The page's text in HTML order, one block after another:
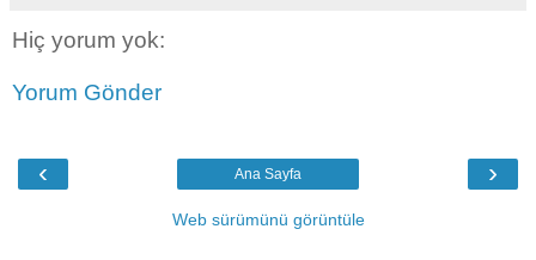
Hiç yorum yok:
Yorum Gönder
‹ ›
Ana Sayfa
Web sürümünü görüntüle